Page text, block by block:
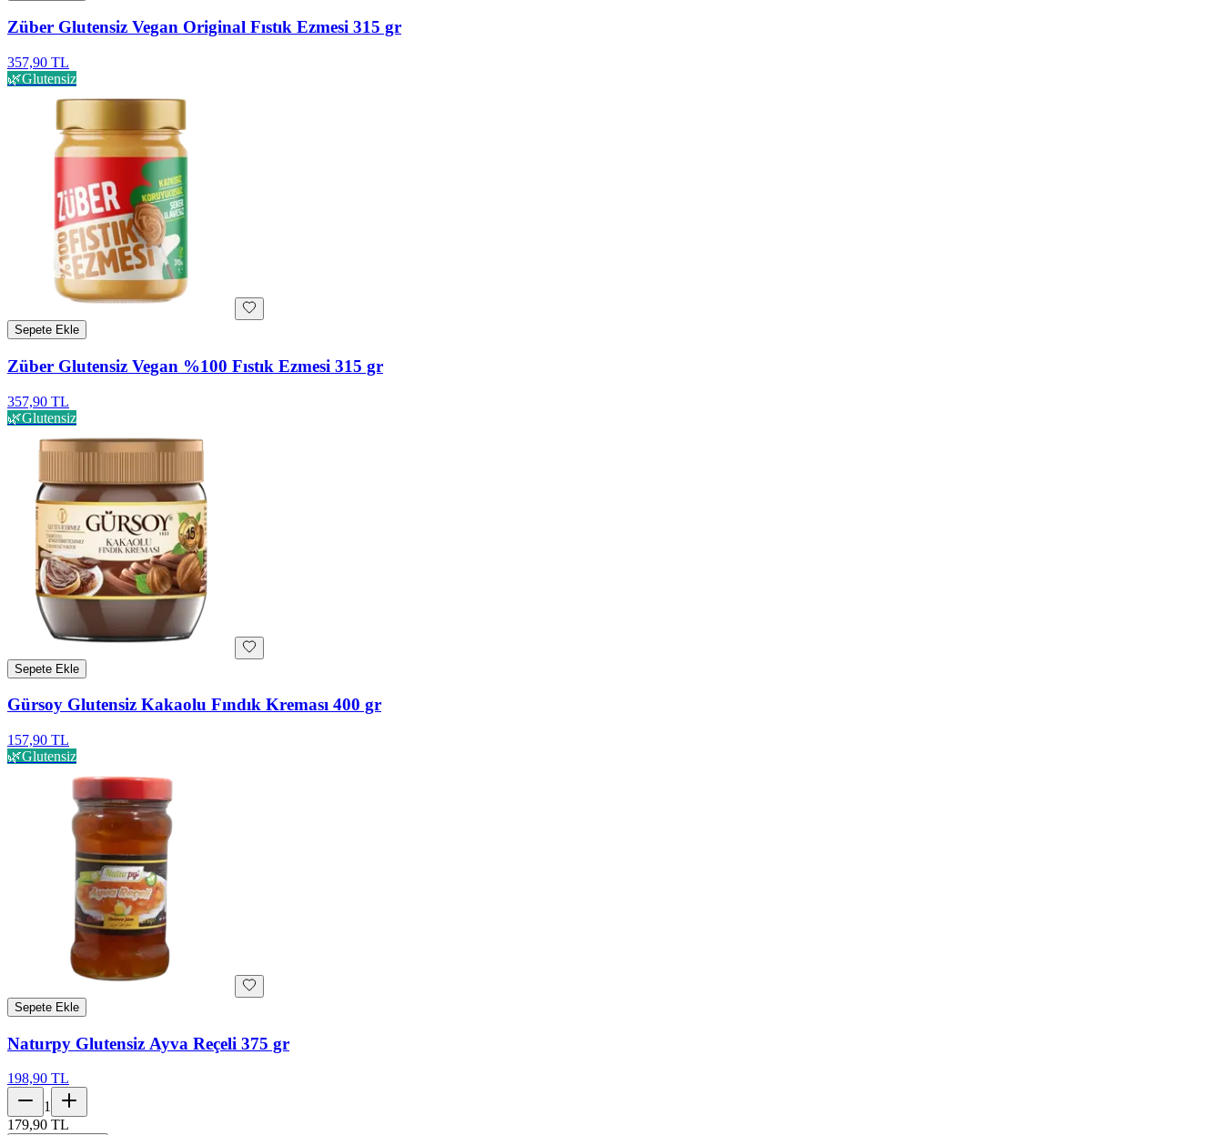
Züber Glutensiz Vegan Original Fıstık Ezmesi 315 gr
357,90 TL
🌿Glutensiz
Sepete Ekle
Züber Glutensiz Vegan %100 Fıstık Ezmesi 315 gr
357,90 TL
🌿Glutensiz
Sepete Ekle
Gürsoy Glutensiz Kakaolu Fındık Kreması 400 gr
157,90 TL
🌿Glutensiz
Sepete Ekle
Naturpy Glutensiz Ayva Reçeli 375 gr
198,90 TL
1
179,90 TL